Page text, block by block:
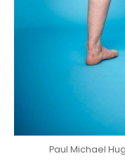
Paul Michael